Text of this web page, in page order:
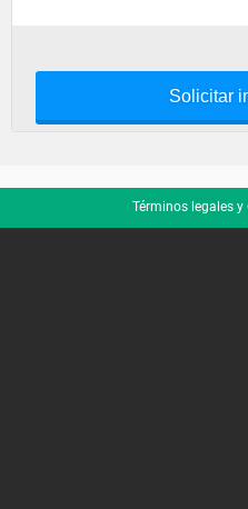
Solicitar
Términos legales